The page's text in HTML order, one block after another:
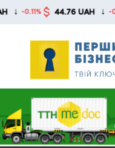
Skip
44.76 UAH ↓ -0.01%